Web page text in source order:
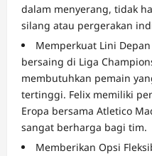
dalam menyerang, tidak
silang atau pergerakan
Memperkuat Lini
bersaing di Liga
membutuhkan pemain
tertinggi. Felix memiliki
Eropa bersama Atletico
sangat berharga bagi tim.
Memberikan Opsi